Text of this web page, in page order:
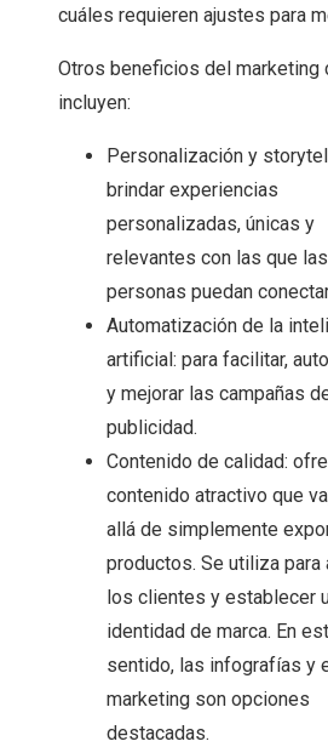
cuáles requieren ajustes para
Otros beneficios del marketing
incluyen:
Personalización y
brindar experiencias
personalizadas, únicas y
relevantes con las que las
personas puedan
Automatización de la
artificial: para facilitar,
y mejorar las campañas
publicidad.
Contenido de calidad:
contenido atractivo que
allá de simplemente
productos. Se utiliza para
los clientes y establecer
identidad de marca. En
sentido, las infografías y
marketing son opciones
destacadas.